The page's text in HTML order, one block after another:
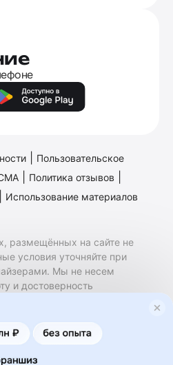
Пользовательское
Политика отзывов
Использование материалов
размещённых на сайте не
условия уточняйте при
Мы не несем
и достоверность
договоров
осуществляется
Бизнесменс.ру